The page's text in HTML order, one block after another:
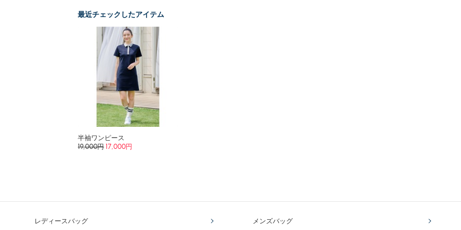
最近チェックしたアイテム
半袖ワンピース
19,000円 17,000円
レディースバッグ メンズバッグ